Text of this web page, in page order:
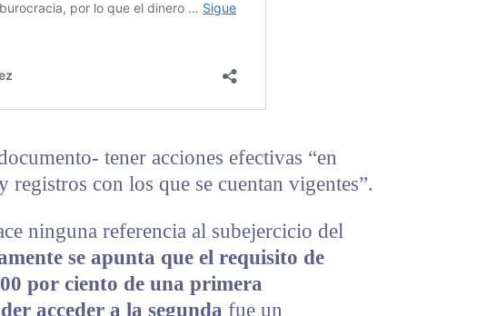
tener acciones efectivas “en
registros con los que se cuentan vigentes”.
ninguna referencia al subejercicio del
se apunta que el requisito de
por ciento de una primera
acceder a la segunda fue un